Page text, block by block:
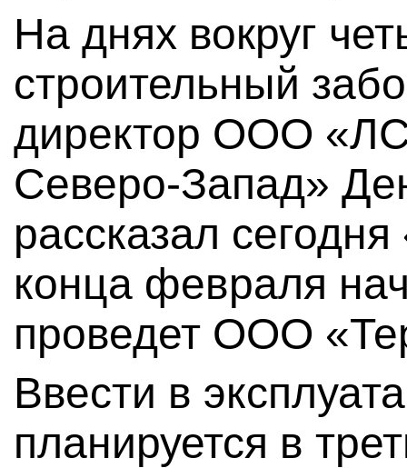
На днях вокруг
строительный
директор ООО
Северо-Запад»
рассказал
конца февраля
проведет ООО
Ввести в
планируется в